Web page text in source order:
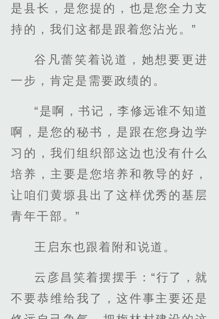
是县长，是您提的，也是您全力支
持的，我们这都是跟着您沾光。”
谷凡蕾笑着说道，她想要更进
一步，肯定是需要政绩的。
“是啊，书记，李修远谁不知道
啊，是您的秘书，是跟在您身边学
习的，我们组织部这边也没有什么
培养，主要是您培养和教导的好，
让咱们黄塬县出了这样优秀的基层
青年干部。”
王启东也跟着附和说道。
云彦昌笑着摆摆手：“行了，就
不要恭维给我了，这件事主要还是